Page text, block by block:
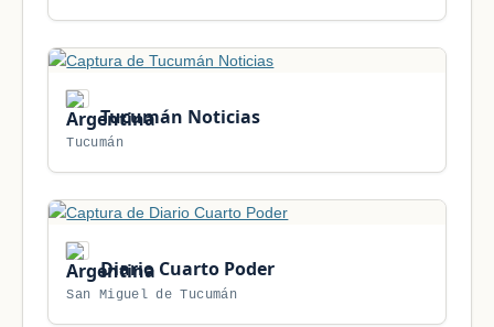
Tucumán Noticias
Tucumán
Diario Cuarto Poder
San Miguel de Tucumán